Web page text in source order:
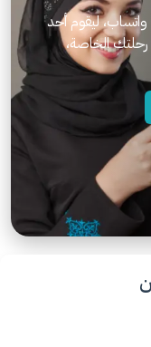
واتساب، ليقوم أحد
الخاصة،